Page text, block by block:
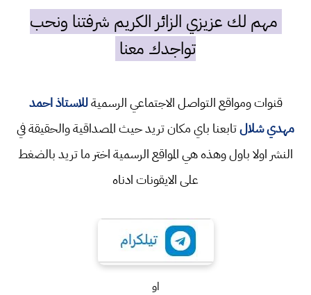
مهم لك عزيزي الزائر الكريم شرفتنا ونحب
تواجدك معنا
قنوات ومواقع التواصل الاجتماعي الرسميةللاستاذ احمد
مهدي شلالتابعنا باي مكان تريد حيث المصداقية والحقيقة في
النشر اولا باول وهذه هي المواقع الرسمية اختر ما تريد بالضغط
على الايقونات ادناه
او